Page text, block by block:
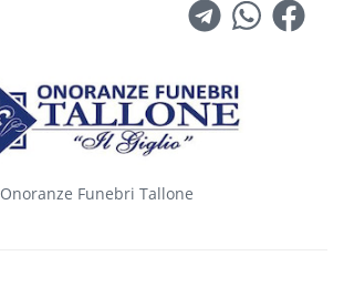
Onoranze Funebri Tallone